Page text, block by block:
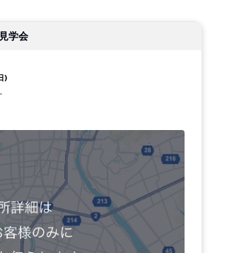
学会
)